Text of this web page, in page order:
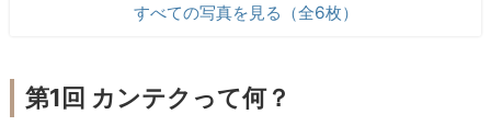
すべての写真を見る（全6枚）
第1回 カンテクって何？